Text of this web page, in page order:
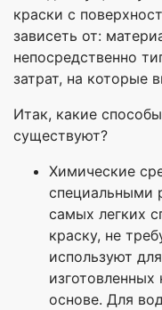
краски с
зависеть от:
непосредственно
затрат, на которые
Итак, какие
существуют?
Химические
специальными
самых легких
краску, не
используют
основе. Для